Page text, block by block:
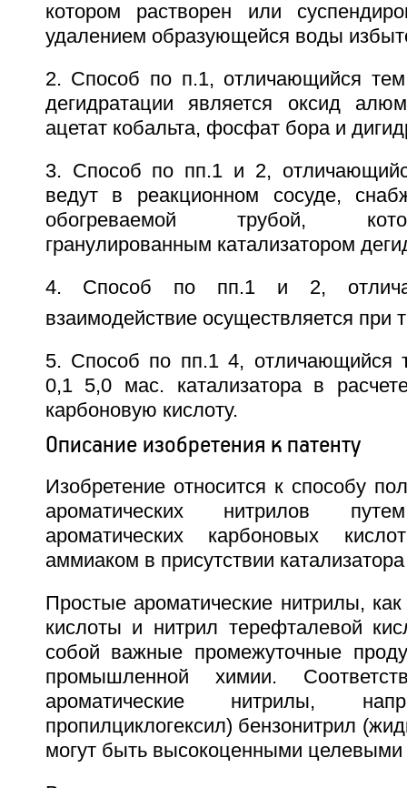
котором растворен или
удалением образующейся воды
2. Способ по п.1, отличающийся
дегидратации является оксид
ацетат кобальта, фосфат бора и
3. Способ по пп.1 и 2,
ведут в реакционном сосуде,
обогреваемой трубой,
гранулированным катализатором
4. Способ по пп.1 и 2,
взаимодействие осуществляется при
5. Способ по пп.1 4, отличающийся
0,1 5,0 мас. катализатора в
карбоновую кислоту.
Описание изобретения к патенту
Изобретение относится к способу
ароматических нитрилов
ароматических карбоновых
аммиаком в присутствии
Простые ароматические нитрилы,
кислоты и нитрил терефталевой
собой важные промежуточные
промышленной химии.
ароматические нитрилы,
пропилциклогексил) бензонитрил
могут быть высокоценными целевыми